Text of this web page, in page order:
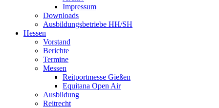
Impressum
Downloads
Ausbildungsbetriebe HH/SH
Hessen
Vorstand
Berichte
Termine
Messen
Reitportmesse Gießen
Equitana Open Air
Ausbildung
Reitrecht